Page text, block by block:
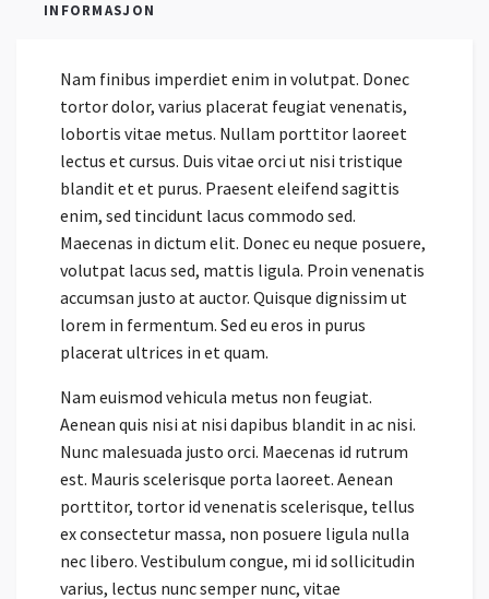
INFORMASJON
Nam finibus imperdiet enim in volutpat. Donec
tortor dolor, varius placerat feugiat venenatis,
lobortis vitae metus. Nullam porttitor laoreet
lectus et cursus. Duis vitae orci ut nisi tristique
blandit et et purus. Praesent eleifend sagittis
enim, sed tincidunt lacus commodo sed.
Maecenas in dictum elit. Donec eu neque posuere,
volutpat lacus sed, mattis ligula. Proin venenatis
accumsan justo at auctor. Quisque dignissim ut
lorem in fermentum. Sed eu eros in purus
placerat ultrices in et quam.
Nam euismod vehicula metus non feugiat.
Aenean quis nisi at nisi dapibus blandit in ac nisi.
Nunc malesuada justo orci. Maecenas id rutrum
est. Mauris scelerisque porta laoreet. Aenean
porttitor, tortor id venenatis scelerisque, tellus
ex consectetur massa, non posuere ligula nulla
nec libero. Vestibulum congue, mi id sollicitudin
varius, lectus nunc semper nunc, vitae